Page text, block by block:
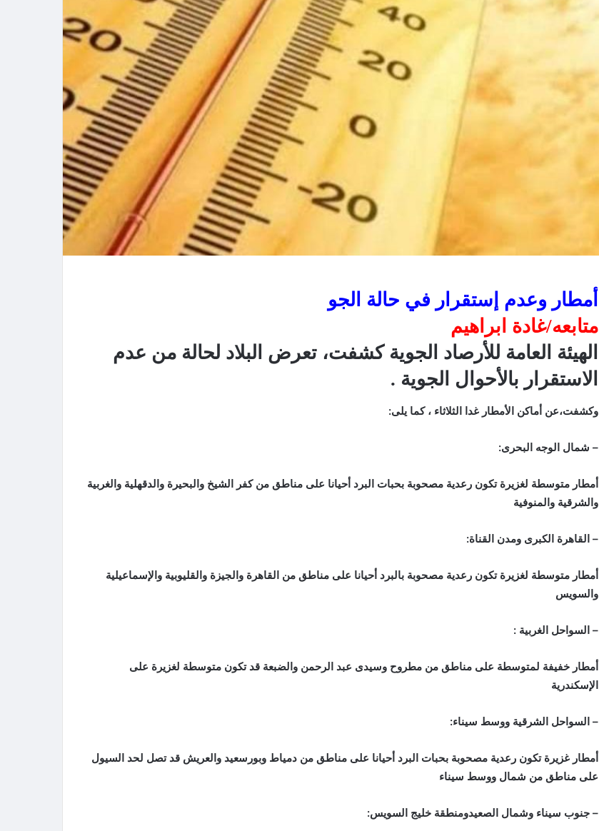
أمطار وعدم إستقرار في حالة الجو
متابعه/غادة ابراهيم
الهيئة العامة للأرصاد الجوية كشفت، تعرض البلاد لحالة من عدم
الاستقرار بالأحوال الجوية .
وكشفت،عن أماكن الأمطار غدا الثلاثاء ، كما يلى:
– شمال الوجه البحرى:
أمطار متوسطة لغزيرة تكون رعدية مصحوبة بحبات البرد أحيانا على مناطق من كفر الشيخ والبحيرة والدقهلية والغربية
والشرقية والمنوفية
– القاهرة الكبرى ومدن القناة:
أمطار متوسطة لغزيرة تكون رعدية مصحوبة بالبرد أحيانا على مناطق من القاهرة والجيزة والقليوبية والإسماعيلية
والسويس
– السواحل الغربية :
أمطار خفيفة لمتوسطة على مناطق من مطروح وسيدى عبد الرحمن والضبعة قد تكون متوسطة لغزيرة على
الإسكندرية
– السواحل الشرقية ووسط سيناء:
أمطار غزيرة تكون رعدية مصحوبة بحبات البرد أحيانا على مناطق من دمياط وبورسعيد والعريش قد تصل لحد السيول
على مناطق من شمال ووسط سيناء
– جنوب سيناء وشمال الصعيدومنطقة خليج السويس: